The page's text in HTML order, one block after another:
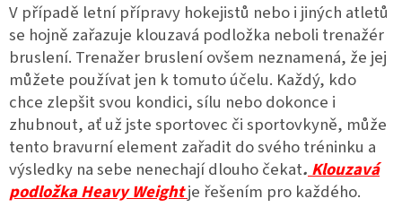
V případě letní přípravy hokejistů nebo i jiných atletů
se hojně zařazuje klouzavá podložka neboli trenažér
bruslení. Trenažer bruslení ovšem neznamená, že jej
můžete používat jen k tomuto účelu. Každý, kdo
chce zlepšit svou kondici, sílu nebo dokonce i
zhubnout, ať už jste sportovec či sportovkyně, může
tento bravurní element zařadit do svého tréninku a
výsledky na sebe nenechají dlouho čekat.Klouzavá
podložka Heavy Weightje řešením pro každého.